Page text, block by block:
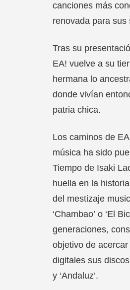
canciones más
renovada para
Tras su
EA! vuelve a su
hermana lo
donde vivían
patria chica.
Los caminos de
música ha sido
Tiempo de Isaki
huella en la
del mestizaje
‘Chambao’ o ‘El
generaciones,
objetivo de
digitales sus discos
y ‘Andaluz’.